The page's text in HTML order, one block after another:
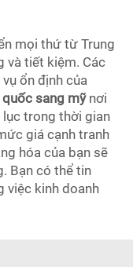
mọi thứ từ Trung
và tiết kiệm. Các
ổn định của
sang mỹ nơi
lục trong thời gian
giá cạnh tranh
hóa của bạn sẽ
Bạn có thể tin
việc kinh doanh